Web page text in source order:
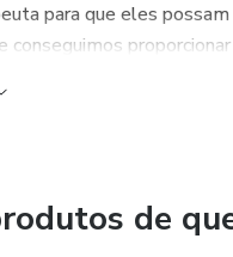
para que eles
conseguimos
de